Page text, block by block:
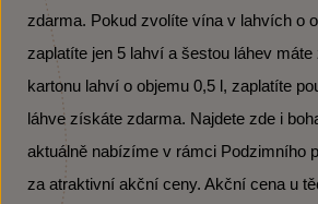
zdarma. Pokud zvolíte vína v lahvích o
zaplatíte jen 5 lahví a šestou láhev
kartonu lahví o objemu 0,5 l, zaplatíte
láhve získáte zdarma. Najdete zde i
aktuálně nabízíme v rámci Podzimního
za atraktivní akční ceny. Akční cena u